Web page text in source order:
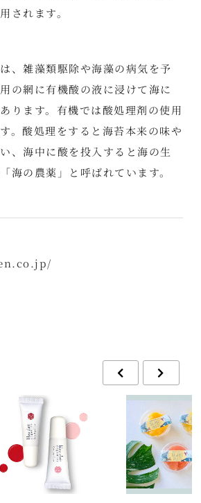
されます。
、雑藻類駆除や海藻の病気を予
の網に有機酸の液に浸けて海に
ります。有機では酸処理剤の使用
。酸処理をすると海苔本来の味や
、海中に酸を投入すると海の生
海の農薬」と呼ばれています。